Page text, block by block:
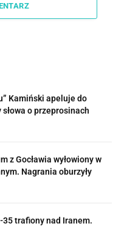
Kamiński apeluje do
słowa o przeprosinach
z Gocławia wyłowiony w
Nagrania oburzyły
35 trafiony nad Iranem.